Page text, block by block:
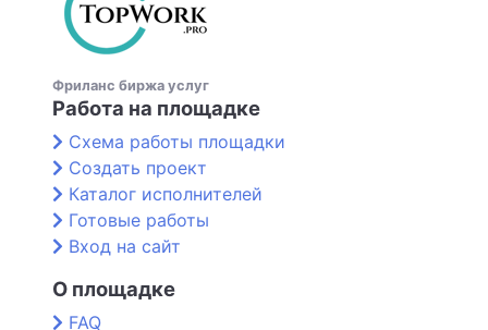
Фриланс биржа услуг
Работа на площадке
Схема работы площадки
Создать проект
Каталог исполнителей
Готовые работы
Вход на сайт
О площадке
FAQ